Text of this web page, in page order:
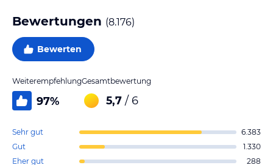
Bewertungen (8.176)
Bewerten
Weiterempfehlung
97%
Gesamtbewertung
5,7 / 6
Sehr gut
6.383
Gut
1.330
Eher gut
288